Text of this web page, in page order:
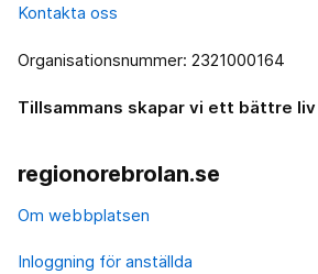
Kontakta oss
Organisationsnummer: 2321000164
Tillsammans skapar vi ett bättre liv
regionorebrolan.se
Om webbplatsen
Inloggning för anställda